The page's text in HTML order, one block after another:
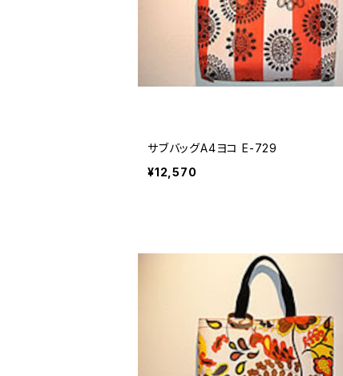
サブバッグA4ヨコ E-729
¥12,570